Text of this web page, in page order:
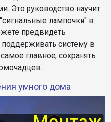
Это руководство научит
лампочки" в
предвидеть
систему в
главное, сохранять
умного дома